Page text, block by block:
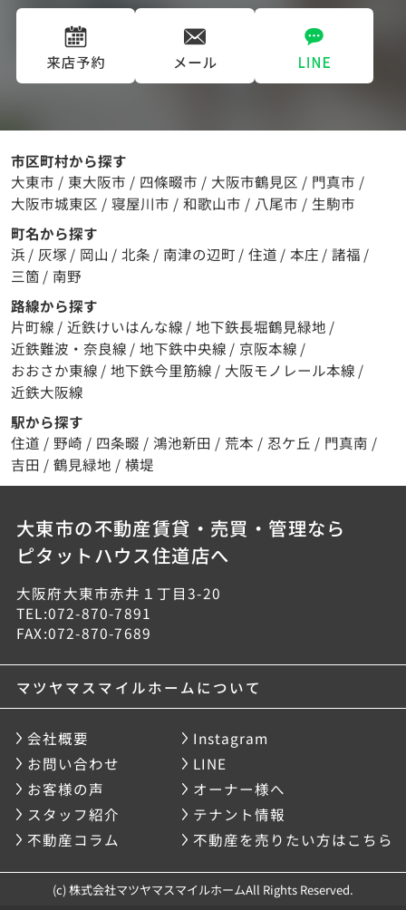
市区町村から探す
大東市 / 東大阪市 / 四條畷市 / 大阪市鶴見区 / 門真市 /
大阪市城東区 / 寝屋川市 / 和歌山市 / 八尾市 / 生駒市
町名から探す
浜 / 灰塚 / 岡山 / 北条 / 南津の辺町 / 住道 / 本庄 / 諸福 /
三箇 / 南野
路線から探す
片町線 / 近鉄けいはんな線 / 地下鉄長堀鶴見緑地 /
近鉄難波・奈良線 / 地下鉄中央線 / 京阪本線 /
おおさか東線 / 地下鉄今里筋線 / 大阪モノレール本線 /
近鉄大阪線
駅から探す
住道 / 野崎 / 四条畷 / 鴻池新田 / 荒本 / 忍ケ丘 / 門真南 /
吉田 / 鶴見緑地 / 横堤
大東市の不動産賃貸・売買・管理なら
ピタットハウス住道店へ
大阪府大東市赤井１丁目3-20
TEL:072-870-7891
FAX:072-870-7689
マツヤマスマイルホームについて
会社概要
Instagram
お問い合わせ
LINE
お客様の声
オーナー様へ
スタッフ紹介
テナント情報
不動産コラム
不動産を売りたい方はこちら
(c) 株式会社マツヤマスマイルホームAll Rights Reserved.